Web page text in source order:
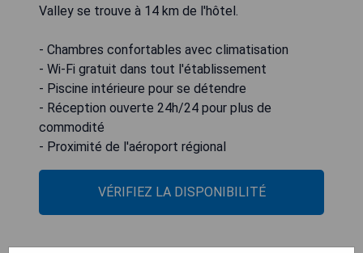
Valley se trouve à 14 km de l'hôtel.
- Chambres confortables avec climatisation
- Wi-Fi gratuit dans tout l'établissement
- Piscine intérieure pour se détendre
- Réception ouverte 24h/24 pour plus de
commodité
- Proximité de l'aéroport régional
VÉRIFIEZ LA DISPONIBILITÉ